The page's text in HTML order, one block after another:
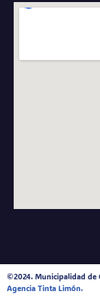
©2024. Municipalidad de
Agencia Tinta Limón.